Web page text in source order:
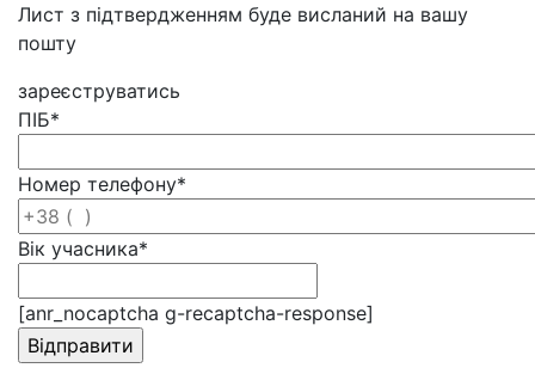
Лист з підтвердженням буде висланий на вашу
пошту
зареєструватись
ПІБ*
Номер телефону*
Вік учасника*
[anr_nocaptcha g-recaptcha-response]